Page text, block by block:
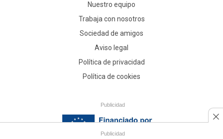
Publicidad
Nuestro equipo
Trabaja con nosotros
Sociedad de amigos
Aviso legal
Política de privacidad
Política de cookies
Publicidad